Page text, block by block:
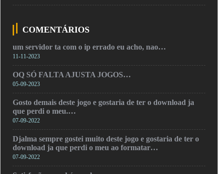
COMENTÁRIOS
um servidor ta com o ip errado eu acho, nao…
11-11-2023
OQ SÓ FALTA AJUSTA JOGOS…
05-09-2023
Gosto demais deste jogo e gostaria de ter o download ja
que perdi o meu.…
07-09-2022
Djalma sempre gostei muito deste jogo e gostaria de ter o
download ja que perdi o meu ao formatar…
07-09-2022